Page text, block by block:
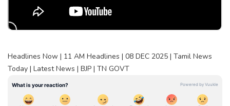
Headlines Now | 11 AM Headlines | 08 DEC 2025 | Tamil News
Today | Latest News | BJP | TN GOVT